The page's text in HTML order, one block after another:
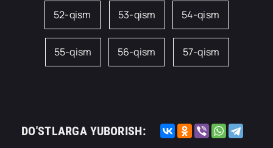
52-qism 53-qism 54-qism
55-qism 56-qism 57-qism
DO'STLARGA YUBORISH: